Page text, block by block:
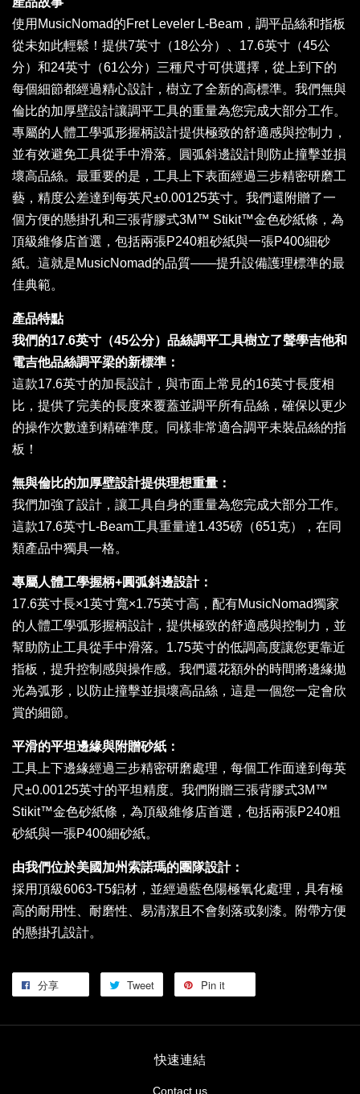
使用MusicNomad的Fret Leveler L-Beam，調平品絲和指板
從未如此輕鬆！提供7英寸（18公分）、17.6英寸（45公
分）和24英寸（61公分）三種尺寸可供選擇，從上到下的
每個細節都經過精心設計，樹立了全新的高標準。我們無與
倫比的加厚壁設計讓調平工具的重量為您完成大部分工作。
專屬的人體工學弧形握柄設計提供極致的舒適感與控制力，
並有效避免工具從手中滑落。圓弧斜邊設計則防止撞擊並損
壞高品絲。最重要的是，工具上下表面經過三步精密研磨工
藝，精度公差達到每英尺±0.00125英寸。我們還附贈了一
個方便的懸掛孔和三張背膠式3M™ Stikit™金色砂紙條，為
頂級維修店首選，包括兩張P240粗砂紙與一張P400細砂
紙。這就是MusicNomad的品質——提升設備護理標準的最
佳典範。
產品特點
我們的17.6英寸（45公分）品絲調平工具樹立了聲學吉他和
電吉他品絲調平梁的新標準：
這款17.6英寸的加長設計，與市面上常見的16英寸長度相
比，提供了完美的長度來覆蓋並調平所有品絲，確保以更少
的操作次數達到精確準度。同樣非常適合調平未裝品絲的指
板！
無與倫比的加厚壁設計提供理想重量：
我們加強了設計，讓工具自身的重量為您完成大部分工作。
這款17.6英寸L-Beam工具重量達1.435磅（651克），在同
類產品中獨具一格。
專屬人體工學握柄+圓弧斜邊設計：
17.6英寸長×1英寸寬×1.75英寸高，配有MusicNomad獨家
的人體工學弧形握柄設計，提供極致的舒適感與控制力，並
幫助防止工具從手中滑落。1.75英寸的低調高度讓您更靠近
指板，提升控制感與操作感。我們還花額外的時間將邊緣拋
光為弧形，以防止撞擊並損壞高品絲，這是一個您一定會欣
賞的細節。
平滑的平坦邊緣與附贈砂紙：
工具上下邊緣經過三步精密研磨處理，每個工作面達到每英
尺±0.00125英寸的平坦精度。我們附贈三張背膠式3M™
Stikit™金色砂紙條，為頂級維修店首選，包括兩張P240粗
砂紙與一張P400細砂紙。
由我們位於美國加州索諾瑪的團隊設計：
採用頂級6063-T5鋁材，並經過藍色陽極氧化處理，具有極
高的耐用性、耐磨性、易清潔且不會剝落或剝漆。附帶方便
的懸掛孔設計。
分享 Tweet Pin it
快速連結
Contact us